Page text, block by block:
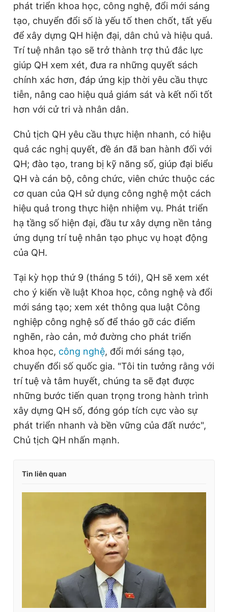
phát triển khoa học, công nghệ, đổi mới sáng
tạo, chuyển đổi số là yếu tố then chốt, tất yếu
để xây dựng QH hiện đại, dân chủ và hiệu quả.
Trí tuệ nhân tạo sẽ trở thành trợ thủ đắc lực
giúp QH xem xét, đưa ra những quyết sách
chính xác hơn, đáp ứng kịp thời yêu cầu thực
tiễn, nâng cao hiệu quả giám sát và kết nối tốt
hơn với cử tri và nhân dân.
Chủ tịch QH yêu cầu thực hiện nhanh, có hiệu
quả các nghị quyết, đề án đã ban hành đối với
QH; đào tạo, trang bị kỹ năng số, giúp đại biểu
QH và cán bộ, công chức, viên chức thuộc các
cơ quan của QH sử dụng công nghệ một cách
hiệu quả trong thực hiện nhiệm vụ. Phát triển
hạ tầng số hiện đại, đầu tư xây dựng nền tảng
ứng dụng trí tuệ nhân tạo phục vụ hoạt động
của QH.
Tại kỳ họp thứ 9 (tháng 5 tới), QH sẽ xem xét
cho ý kiến về luật Khoa học, công nghệ và đổi
mới sáng tạo; xem xét thông qua luật Công
nghiệp công nghệ số để tháo gỡ các điểm
nghẽn, rào cản, mở đường cho phát triển
khoa học, công nghệ, đổi mới sáng tạo,
chuyển đổi số quốc gia. "Tôi tin tưởng rằng với
trí tuệ và tâm huyết, chúng ta sẽ đạt được
những bước tiến quan trọng trong hành trình
xây dựng QH số, đóng góp tích cực vào sự
phát triển nhanh và bền vững của đất nước",
Chủ tịch QH nhấn mạnh.
Tin liên quan